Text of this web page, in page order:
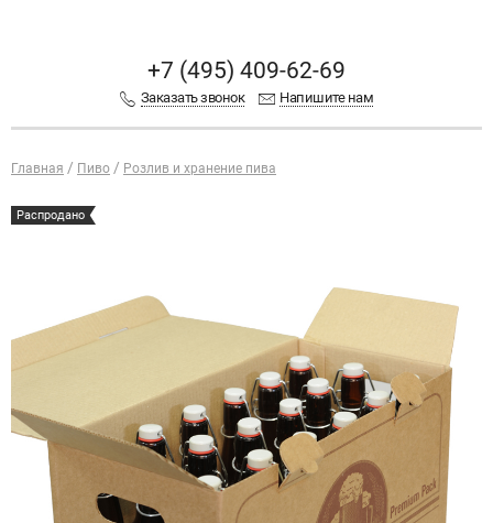
+7 (495) 409-62-69
Заказать звонок Напишите нам
Главная Пиво Розлив и хранение пива
Распродано